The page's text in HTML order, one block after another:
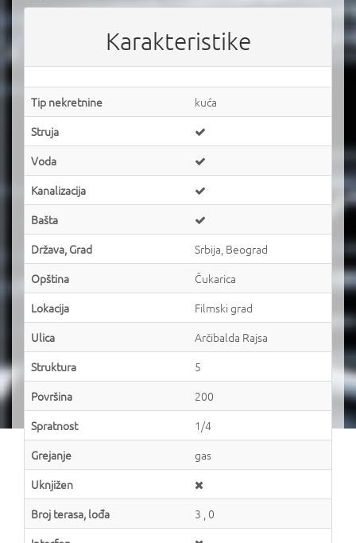
Karakteristike
Tip nekretnine
kuća
Struja
Voda
Kanalizacija
Bašta
Država, Grad
Srbija, Beograd
Opština
Čukarica
Lokacija
Filmski grad
Ulica
Arčibalda Rajsa
Struktura
5
Površina
200
Spratnost
1/4
Grejanje
gas
Uknjižen
Broj terasa, lođa
3 , 0